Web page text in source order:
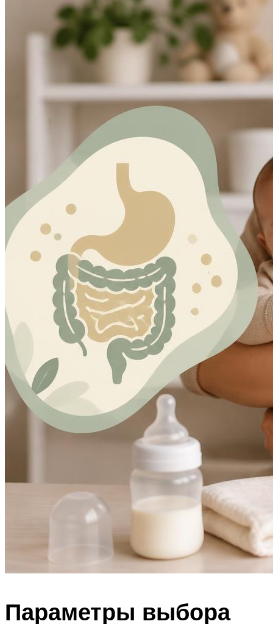
Параметры выбора